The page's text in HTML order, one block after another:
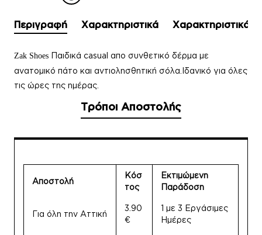
Περιγραφή Χαρακτηριστικά Χαρακτηριστικά
Zak Shoes Παιδικά casual απο συνθετικό δέρμα με
ανατομικό πάτο και αντιολησθητική σόλα.Ιδανικό για όλες
τις ώρες της ημέρας.
Τρόποι Αποστολής
Αποστολή
Κόσ
τος
Εκτιμώμενη
Παράδοση
Για όλη την Αττική
3.90
€
1 με 3 Εργάσιμες
Ημέρες